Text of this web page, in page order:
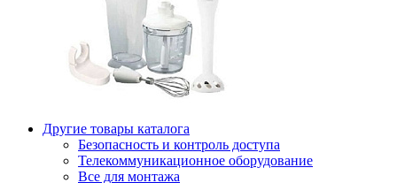
Другие товары каталога
Безопасность и контроль доступа
Телекоммуникационное оборудование
Все для монтажа